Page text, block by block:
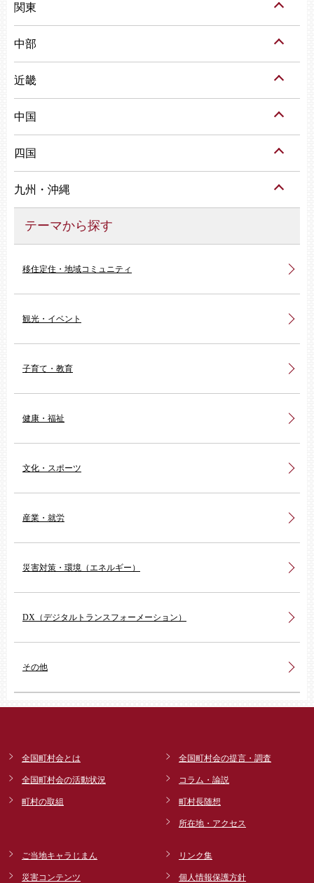
関東
中部
近畿
中国
四国
九州・沖縄
テーマから探す
移住定住・地域コミュニティ
観光・イベント
子育て・教育
健康・福祉
文化・スポーツ
産業・就労
災害対策・環境（エネルギー）
DX（デジタルトランスフォーメーション）
その他
全国町村会とは
全国町村会の活動状況
町村の取組
全国町村会の提言・調査
コラム・論説
町村長随想
所在地・アクセス
ご当地キャラじまん
災害コンテンツ
リンク集
個人情報保護方針